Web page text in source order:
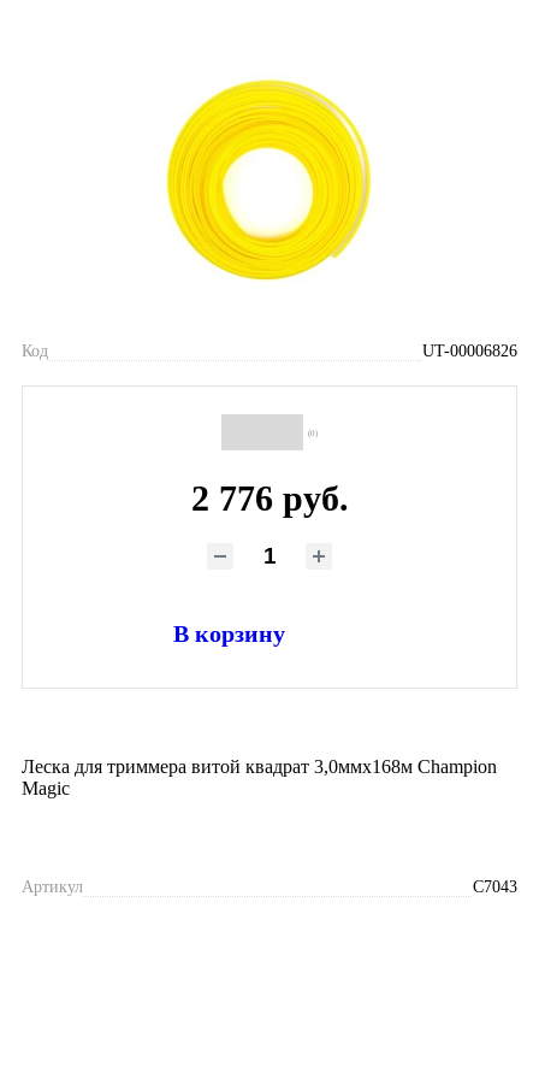
Код UT-00006826
(0)
2 776 руб.
В корзину
Леска для триммера витой квадрат 3,0ммх168м Champion
Magic
Артикул С7043